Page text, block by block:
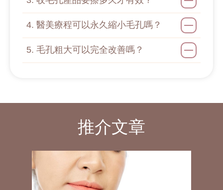
4. 醫美療程可以永久縮小毛孔嗎？
5. 毛孔粗大可以完全改善嗎？
推介文章